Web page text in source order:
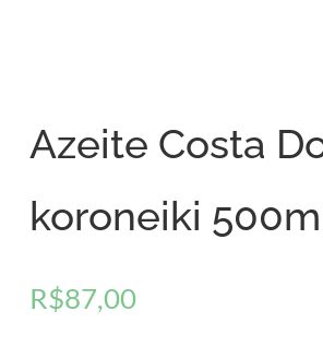
Azeite Costa
koroneiki
R$87,00